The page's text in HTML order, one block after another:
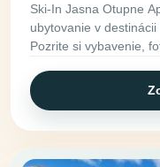
Ski-In Jasna Otupne
ubytovanie v
Pozrite si vybavenie,